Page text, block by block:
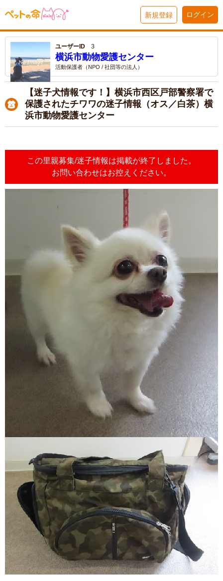
新規登録 ログイン
ユーザーID 3
横浜市動物愛護センター
活動保護者（NPO / 社団等の法人）
【迷子犬情報です！】横浜市西区戸部警察署で
保護されたチワワの迷子情報（オス／白茶）横
浜市動物愛護センター
この里親募集/迷子情報は掲載が終了しました。
お問い合わせはお控えください。